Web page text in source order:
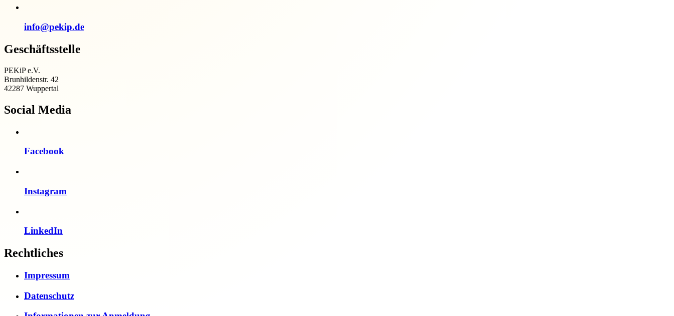
info@pekip.de
Geschäftsstelle
PEKiP e.V.
Brunhildenstr. 42
42287 Wuppertal
Social Media
Facebook
Instagram
LinkedIn
Rechtliches
Impressum
Datenschutz